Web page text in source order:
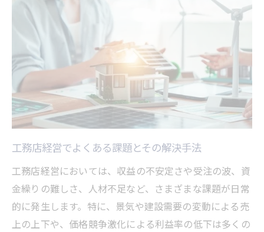
工務店経営でよくある課題とその解決手法
工務店経営においては、収益の不安定さや受注の波、資
金繰りの難しさ、人材不足など、さまざまな課題が日常
的に発生します。特に、景気や建設需要の変動による売
上の上下や、価格競争激化による利益率の低下は多くの